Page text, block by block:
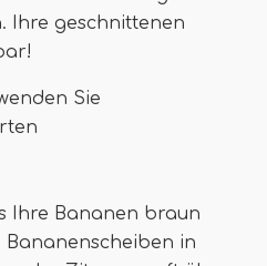
Ihre geschnittenen
Sie
Ihre Bananen braun
Bananenscheiben in